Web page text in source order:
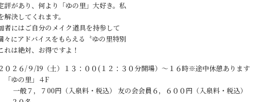
評があり、何より「ゆの里」大好き。私
解決してくれます。
者にはご自分のメイク道具を持参して
々にアドバイスをもらえる〝ゆの里特別
れは絶対、お得ですよ！
６/９/19（土）１３：００(１２：３０分開場）～１６時※途中休憩あります
の里」４F
７，７00円（入泉料・税込） 友の会会員６，６００円（入泉料・税込）